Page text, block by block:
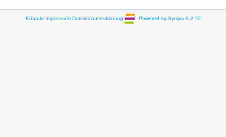
Kontakt Impressum Datenschutzerklärung Powered by Sympa 6.2.70